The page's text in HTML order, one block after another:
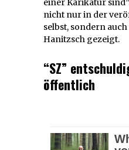
einer Karikatur
nicht nur in der
selbst, sondern
Hanitzsch gezeigt.
“SZ”
öffentlich